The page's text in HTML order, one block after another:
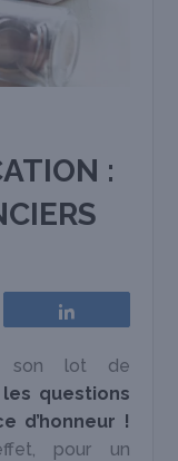
:
son lot de
les questions
d’honneur !
pour un